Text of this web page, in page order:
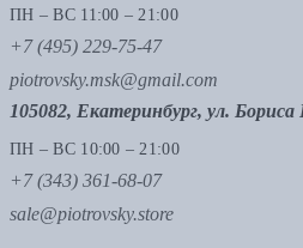
ПН – ВС 11:00 – 21:00
+7 (495) 229-75-47
piotrovsky.msk@gmail.com
105082, Екатеринбург, ул.
ПН – ВС 10:00 – 21:00
+7 (343) 361-68-07
sale@piotrovsky.store